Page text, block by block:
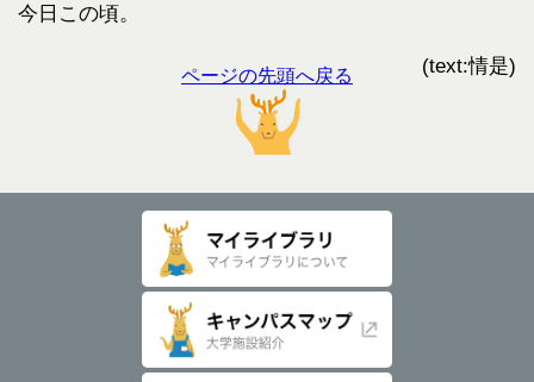
今日この頃。
(text:情是)
ページの先頭へ戻る